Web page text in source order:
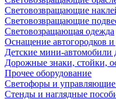
Световозвращающие
Световозвращающие
Световозращающая одежда
Оснащение автогородков
Детские мини-автомобили
Дорожные знаки, стойки,
Прочее оборудование
Светофоры и управляющие
Стенды и наглядные